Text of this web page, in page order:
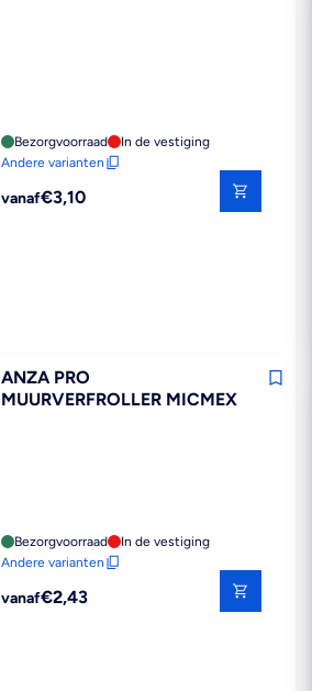
Bezorgvoorraad
In de vestiging
Andere varianten
Reguliere
vanaf€3,10
ANZA PRO
MUURVERFROLLER MICMEX
Bezorgvoorraad
In de vestiging
Andere varianten
Reguliere
vanaf€2,43